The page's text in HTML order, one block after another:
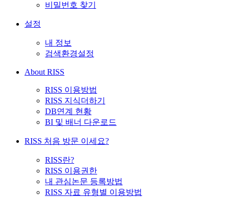
비밀번호 찾기
설정
내 정보
검색환경설정
About RISS
RISS 이용방법
RISS 지식더하기
DB연계 현황
BI 및 배너 다운로드
RISS 처음 방문 이세요?
RISS란?
RISS 이용권한
내 관심논문 등록방법
RISS 자료 유형별 이용방법